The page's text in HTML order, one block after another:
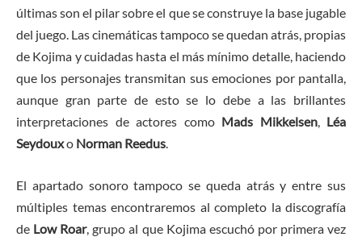
últimas son el pilar sobre el que se construye la base jugable
del juego. Las cinemáticas tampoco se quedan atrás, propias
de Kojima y cuidadas hasta el más mínimo detalle, haciendo
que los personajes transmitan sus emociones por pantalla,
aunque gran parte de esto se lo debe a las brillantes
interpretaciones de actores como Mads Mikkelsen,Léa
Seydouxo Norman Reedus.
El apartado sonoro tampoco se queda atrás y entre sus
múltiples temas encontraremos al completo la discografía
de Low Roar, grupo al que Kojima escuchó por primera vez